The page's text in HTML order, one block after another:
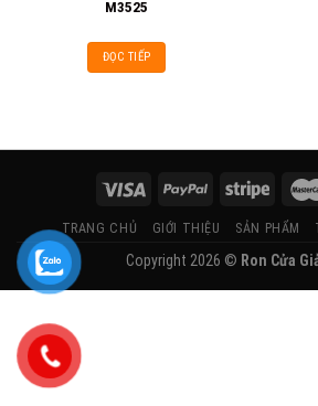
M3525
ĐỌC TIẾP
TRANG CHỦ GIỚI THIỆU SẢN PHẨM
Copyright 2026 © Ron Cửa